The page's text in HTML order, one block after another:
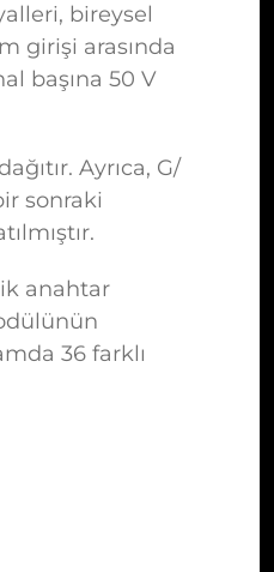
bireysel
girişi arasında
başına 50 V
Ayrıca, G/
sonraki
anahtar
36 farklı